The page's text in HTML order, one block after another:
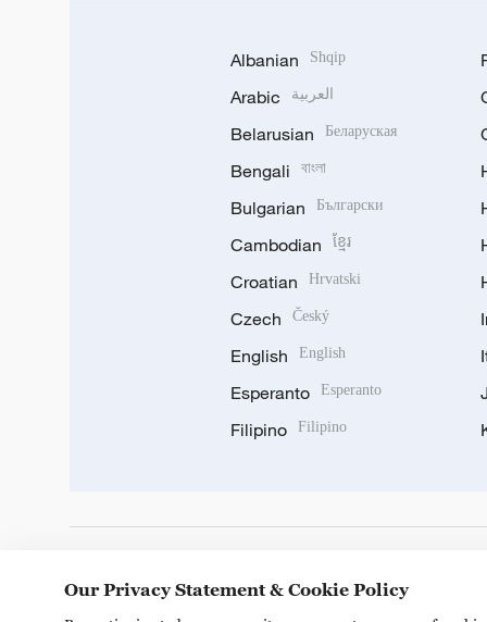
Albanian Shqip
Arabic العربية
Belarusian Беларуская
Bengali বাংলা
Bulgarian Български
Cambodian ខ្មែរ
Croatian Hrvatski
Czech Český
English English
Esperanto Esperanto
Filipino Filipino
Our Privacy Statement & Cookie Policy